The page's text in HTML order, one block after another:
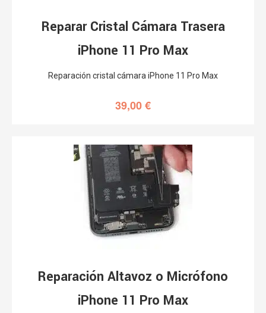
Reparar Cristal Cámara Trasera
iPhone 11 Pro Max
Reparación cristal cámara iPhone 11 Pro Max
39,00€
Reparación Altavoz o Micrófono
iPhone 11 Pro Max